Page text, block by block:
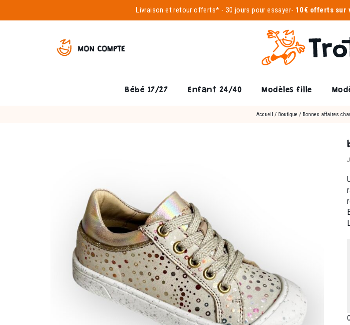
Livraison etretour offerts* - 30 jours pour essayer- 10€ offerts sur
MON COMPTE
Bébé 17/27 Enfant 24/40 Modèles fille
Accueil / Boutique / Bonnes affaires